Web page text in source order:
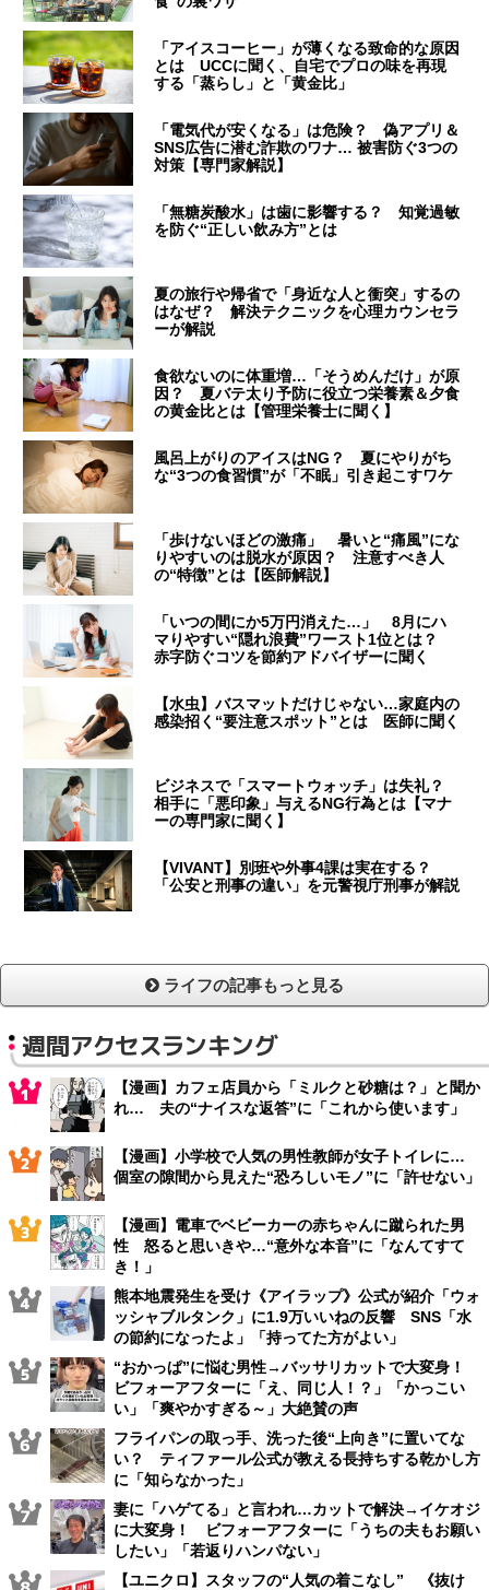
「アイスコーヒー」が薄くなる致命的な原因
とは UCCに聞く、自宅でプロの味を再現
する「蒸らし」と「黄金比」
「電気代が安くなる」は危険？ 偽アプリ＆
SNS広告に潜む詐欺のワナ… 被害防ぐ3つの
対策【専門家解説】
「無糖炭酸水」は歯に影響する？ 知覚過敏
を防ぐ“正しい飲み方”とは
夏の旅行や帰省で「身近な人と衝突」するの
はなぜ？ 解決テクニックを心理カウンセラ
ーが解説
食欲ないのに体重増…「そうめんだけ」が原
因？ 夏バテ太り予防に役立つ栄養素＆夕食
の黄金比とは【管理栄養士に聞く】
風呂上がりのアイスはNG？ 夏にやりがち
な“3つの食習慣”が「不眠」引き起こすワケ
「歩けないほどの激痛」 暑いと“痛風”にな
りやすいのは脱水が原因？ 注意すべき人
の“特徴”とは【医師解説】
「いつの間にか5万円消えた…」 8月にハ
マりやすい“隠れ浪費”ワースト1位とは？
赤字防ぐコツを節約アドバイザーに聞く
【水虫】バスマットだけじゃない…家庭内の
感染招く“要注意スポット”とは 医師に聞く
ビジネスで「スマートウォッチ」は失礼？
相手に「悪印象」与えるNG行為とは【マナ
ーの専門家に聞く】
【VIVANT】別班や外事4課は実在する？
「公安と刑事の違い」を元警視庁刑事が解説
ライフの記事もっと見る
週間アクセスランキング
【漫画】カフェ店員から「ミルクと砂糖は？」と聞か
れ… 夫の“ナイスな返答”に「これから使います」
【漫画】小学校で人気の男性教師が女子トイレに…
個室の隙間から見えた“恐ろしいモノ”に「許せない」
【漫画】電車でベビーカーの赤ちゃんに蹴られた男
性 怒ると思いきや…“意外な本音”に「なんてすて
き！」
熊本地震発生を受け《アイラップ》公式が紹介「ウォ
ッシャブルタンク」に1.9万いいねの反響 SNS「水
の節約になったよ」「持ってた方がよい」
“おかっぱ”に悩む男性→バッサリカットで大変身！
ビフォーアフターに「え、同じ人！？」「かっこい
い」「爽やかすぎる～」大絶賛の声
フライパンの取っ手、洗った後“上向き”に置いてな
い？ ティファール公式が教える長持ちする乾かし方
に「知らなかった」
妻に「ハゲてる」と言われ…カットで解決→イケオジ
に大変身！ ビフォーアフターに「うちの夫もお願い
したい」「若返りハンパない」
【ユニクロ】スタッフの“人気の着こなし” 《抜け